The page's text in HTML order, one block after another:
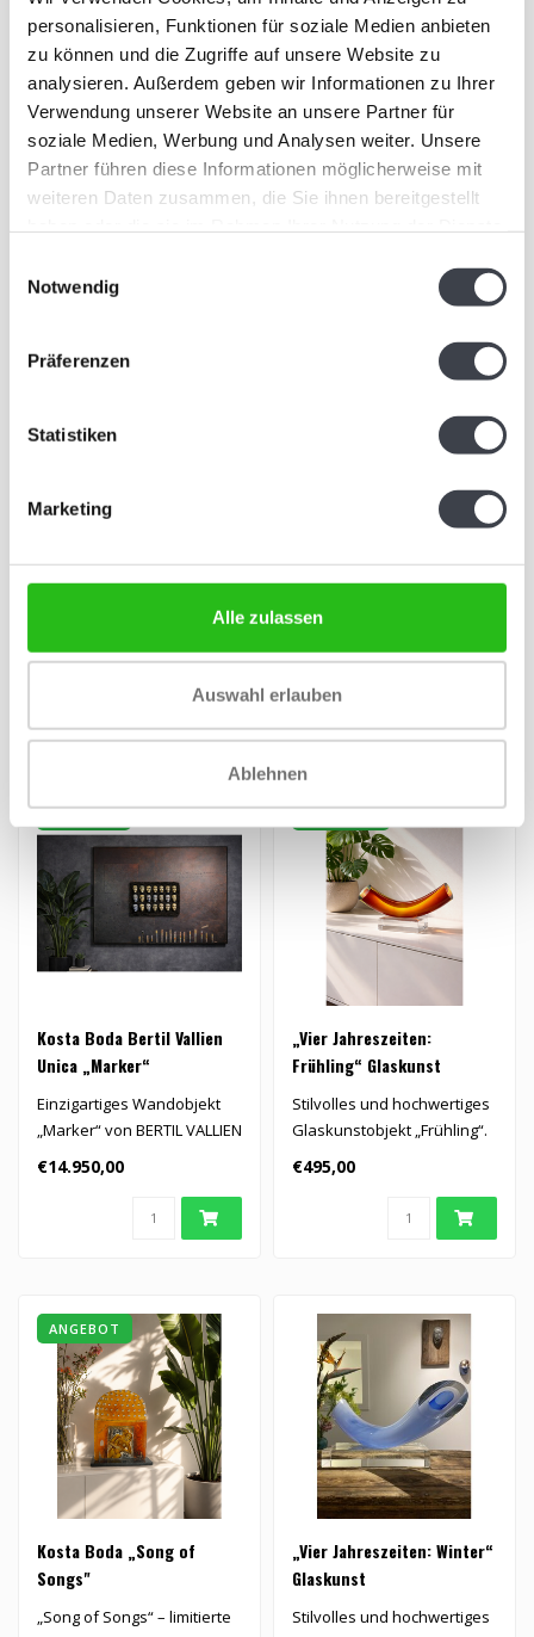
personalisieren, Funktionen für soziale Medien anbieten
zu können und die Zugriffe auf unsere Website zu
analysieren. Außerdem geben wir Informationen zu Ihrer
Verwendung unserer Website an unsere Partner für
soziale Medien, Werbung und Analysen weiter. Unsere
Partner führen diese Informationen möglicherweise mit
weiteren Daten zusammen, die Sie ihnen bereitgestellt
Notwendig
Präferenzen
Statistiken
Marketing
Alle zulassen
Auswahl erlauben
Ablehnen
Glaskunst aus Leerdam –
Ondrej Novotny
Exklusives Glaskunstobjekt
in dem Silber verarbeitet
wurde.
€900,00
Bertil Vallien Unica – Kosta
Boda
Diese Unica von Bertil
Vallien stellt ein Kristallboot
im Metallrahmen, mit symb..
€0,00
„Mazzai“ Beschützer von
Vielfalt
Kristallskulptur „Mazzai“
€189,00
Ein einzigartiges,
handgefertigtes
Kristall, dessen K..
€950,00
Kosta Boda Bertil Vallien
Unica „Marker“
Einzigartiges Wandobjekt
„Marker“ von BERTIL VALLIEN
exklusiv für Kosta Bod..
€14.950,00
„Vier Jahreszeiten:
Frühling“ Glaskunst
Stilvolles und hochwertiges
Glaskunstobjekt „Frühling“.
€495,00
ANGEBOT
Kosta Boda „Song of
Songs"
„Song of Songs“ – limitierte
„Vier Jahreszeiten: Winter“
Glaskunst
Stilvolles und hochwertiges